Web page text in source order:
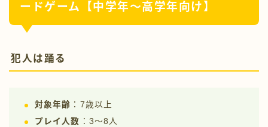
ードゲーム【中学年〜高学年向け】
犯人は踊る
対象年齢 ：7歳以上
プレイ人数 ：3〜8人